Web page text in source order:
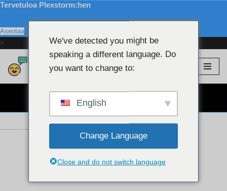
Tervetuloa Plexstorm:hen
Asentaa
×
Siirry
Plexstorm 💖 VIP-malleja
ILMAINEN WEBCAM CHAT 👉
We've detected you might be
speaking a different language. Do
you want to change to:
English
Change Language
Close and do not switch language